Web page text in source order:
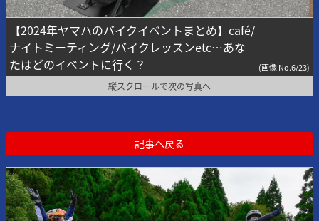
【2024年ヤマハのバイクイベントまとめ】café/
ナイトミーティング/バイクレッスンetc…あな
たはどのイベントに行く？
(画像 No.6/23)
縦スクロールで次の写真へ
記事へ戻る